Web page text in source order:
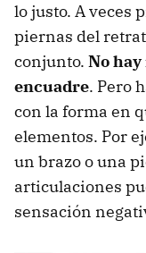
lo justo. A veces
piernas del
conjunto. No
encuadre. Pero
con la forma en
elementos. Por
un brazo o una
articulaciones
sensación